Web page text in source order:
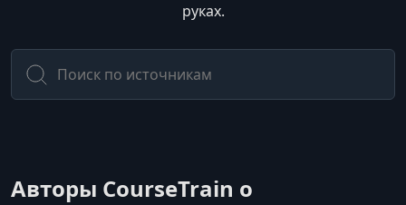
руках.
Авторы CourseTrain о